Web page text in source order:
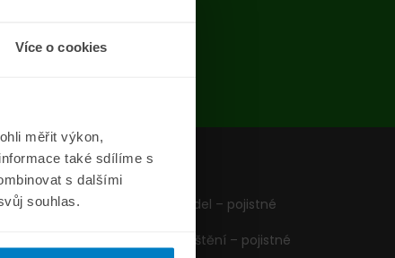
Více o cookies
měřit výkon,
také sdílíme s
s dalšími
souhlas.
Formuláře
Pojištění vozidel – pojistné
Cestovní pojištění – pojistné